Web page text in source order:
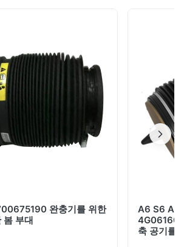
3일부터 5일까지 일 비행기로 보내주
부터 12일까지 일과 당신을 필요로 하
국제공항을 제공합니다 기차로 가려고
부터 25일까지 일 선편으로 발송해 주
완충기를 위한
봄 부대
A6 S6 A7
축 공기를